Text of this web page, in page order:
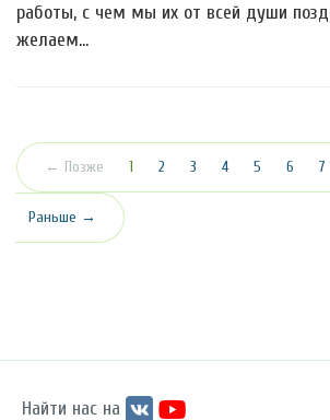
работы, с чем мы их от всей души
желаем…
← Позже 1 (текущая)
2 3 4 5 6 7
Раньше →
Найти нас на